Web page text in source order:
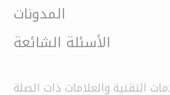
المدونات
الأسئلة الشائعة
التقنية والعلامات ذات الصلة